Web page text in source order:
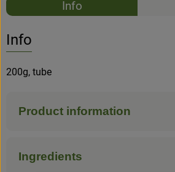
Info
Info
200g, tube
Product information
Ingredients